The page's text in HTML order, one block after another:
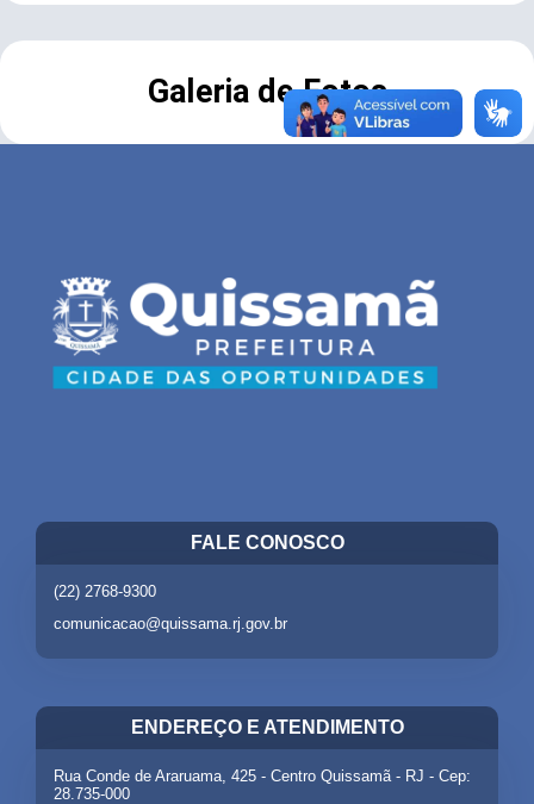
Galeria de Fotos
FALE CONOSCO
(22) 2768-9300
comunicacao@quissama.rj.gov.br
ENDEREÇO E ATENDIMENTO
Rua Conde de Araruama, 425 - Centro Quissamã - RJ - Cep:
28.735-000